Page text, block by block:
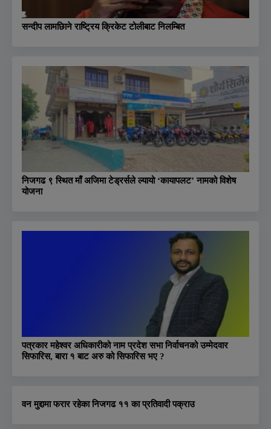
सन्दीप लामछिाने राष्ट्रिय क्रिकेट टोलीबाट निलम्बित
निजगढ ९ स्थित माँ अजिमा टेड्रर्सले ल्यायो ‘कायापलट’ नामको विशेष
योजना
पत्रकार महेश्वर अधिकारीको नाम प्रदेश सभा निर्वाचनको उम्मेदवार
सिफारिस, बारा १ बाट अरु को सिफारिस भए ?
वन मुद्दामा फरार रहेका निजगढ ११ का प्रतिवादी पक्राउ